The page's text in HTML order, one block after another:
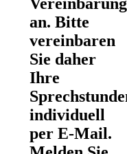
Vereinbarung
an. Bitte
vereinbaren
Sie daher
Ihre
individuell
per E-Mail.